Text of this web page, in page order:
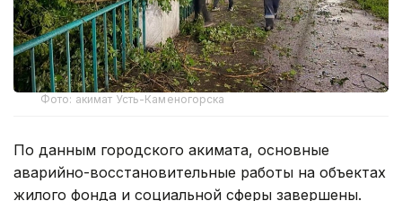
Фото: акимат Усть-Каменогорска
По данным городского акимата, основные
аварийно-восстановительные работы на объектах
жилого фонда и социальной сферы завершены.